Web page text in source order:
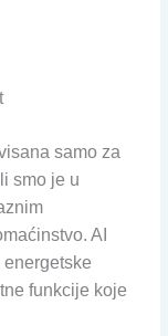
samo za
smo je u
AI
funkcije koje